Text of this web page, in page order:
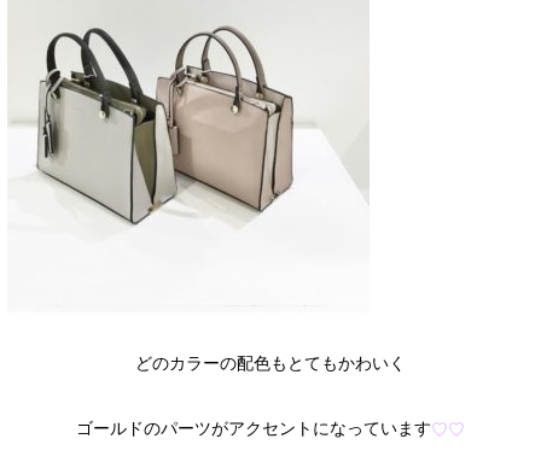
どのカラーの配色もとてもかわいく
ゴールドのパーツがアクセントになっています♡♡